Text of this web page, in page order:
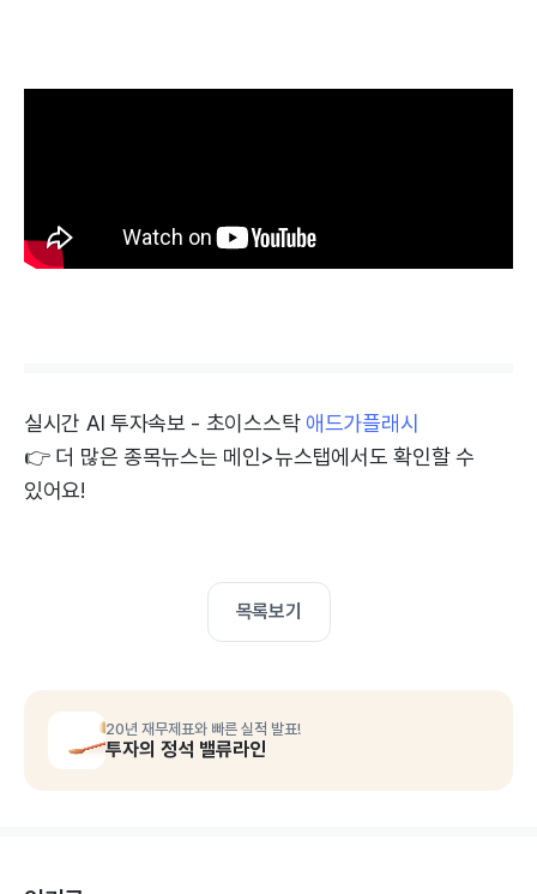
실시간 AI 투자속보 - 초이스스탁 애드가플래시
👉 더 많은 종목뉴스는 메인>뉴스탭에서도 확인할 수
있어요!
목록보기
20년 재무제표와 빠른 실적 발표!
투자의 정석 밸류라인